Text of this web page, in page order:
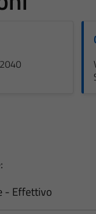
- Effettivo